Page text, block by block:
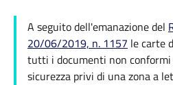
A seguito dell'emanazione del
20/06/2019, n. 1157 le carte
tutti i documenti non
sicurezza privi di una zona a